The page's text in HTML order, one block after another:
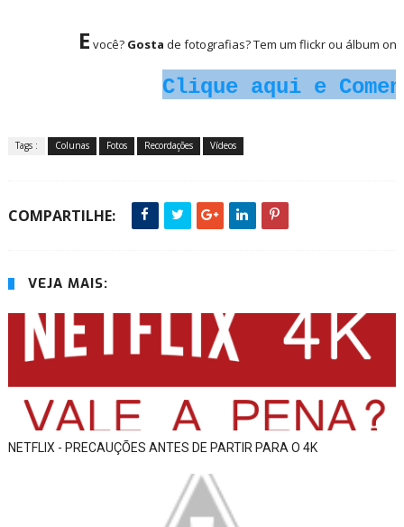
E você? Gostade fotografias? Tem um flickr ou álbum
Clique aqui e
Tags : Colunas Fotos Recordações Vídeos
COMPARTILHE:
VEJA MAIS:
NETFLIX - PRECAUÇÕES ANTES DE PARTIR PARA O 4K